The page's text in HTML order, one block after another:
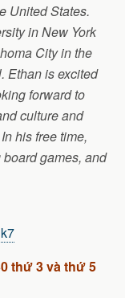
United States.
in New York
City in the
Ethan is excited
forward to
culture and
his free time,
games, and
thứ 3 và thứ 5